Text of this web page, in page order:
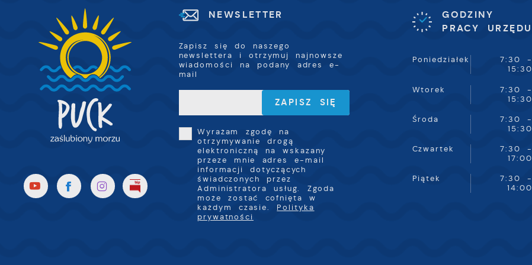
NEWSLETTER
Zapisz się do naszego
newslettera i otrzymuj najnowsze
wiadomości na podany adres e-
mail
Wyrażam zgodę na
otrzymywanie drogą
elektroniczną na wskazany
przeze mnie adres e-mail
informacji dotyczących
świadczonych przez
Administratora usług. Zgoda
może zostać cofnięta w
każdym czasie. Polityka
prywatności
GODZINY
PRACY URZĘDU
Poniedziałek
7:30 -
15:30
Wtorek
7:30 -
15:30
Środa
7:30 -
15:30
Czwartek
7:30 -
17:00
Piątek
7:30 -
14:00
Promocyjne pliki cookies służą do prezentowania Ci naszych
komunikatów na podstawie analizy Twoich upodobań oraz
internetowej. Treści promocyjne mogą pojawić się na
stronach podmiotów trzecich lub firm będących naszymi
partnerami oraz innych dostawców usług. Firmy te działają
postaci wiadomości, ofert, komunikatów mediów
społecznościowych.